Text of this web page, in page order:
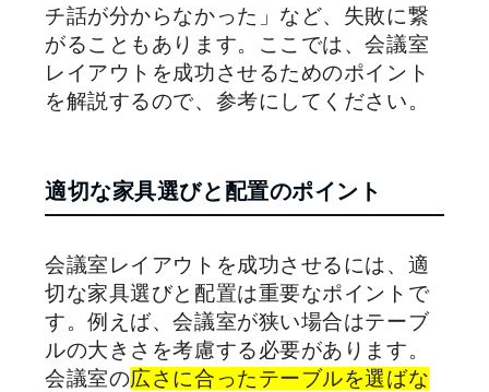
チ話が分からなかった」など、失敗に繋
がることもあります。ここでは、会議室
レイアウトを成功させるためのポイント
を解説するので、参考にしてください。
適切な家具選びと配置のポイント
会議室レイアウトを成功させるには、適
切な家具選びと配置は重要なポイントで
す。例えば、会議室が狭い場合はテーブ
ルの大きさを考慮する必要があります。
会議室の広さに合ったテーブルを選ばな